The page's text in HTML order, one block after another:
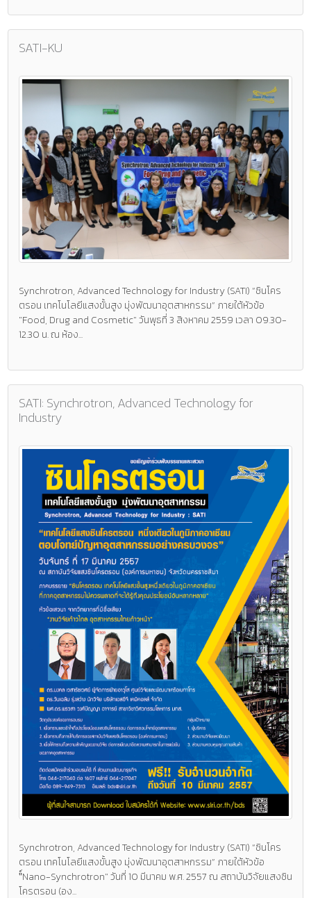
SATI-KU
Synchrotron, Advanced Technology for Industry (SATI) “ซินโคร
ตรอน เทคโนโลยีแสงขั้นสูง มุ่งพัฒนาอุตสาหกรรม” ภายใต้หัวข้อ
"Food, Drug and Cosmetic" วันพุธที่ 3 สิงหาคม 2559 เวลา 09.30-
12.30 น. ณ ห้อง...
SATI: Synchrotron, Advanced Technology for
Industry
Synchrotron, Advanced Technology for Industry (SATI) “ซินโคร
ตรอน เทคโนโลยีแสงขั้นสูง มุ่งพัฒนาอุตสาหกรรม” ภายใต้หัวข้อ
"์Nano-Synchrotron" วันที่ 10 มีนาคม พ.ศ. 2557 ณ สถาบันวิจัยแสงซิน
โครตรอน (อง...